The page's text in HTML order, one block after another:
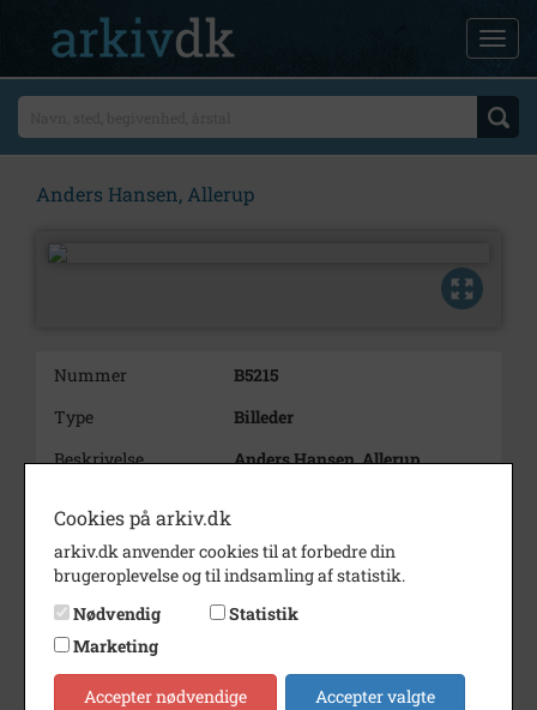
Anders Hansen, Allerup
Nummer
B5215
Type
Billeder
Beskrivelse
Anders Hansen, Allerup
Årstal
1800
Dateringsnote
u.å.
Fotograf
Emil Clausen
Størrelse
14 x 10
Cookies på arkiv.dk
arkiv.dk anvender cookies til at forbedre din
brugeroplevelse og til indsamling af statistik.
Nødvendig
Statistik
Marketing
Accepter nødvendige Accepter valgte